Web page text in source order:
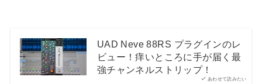
あわせて読みたい
UAD Neve 88RS プラグインのレ
ビュー！痒いところに手が届く最
強チャンネルストリップ！